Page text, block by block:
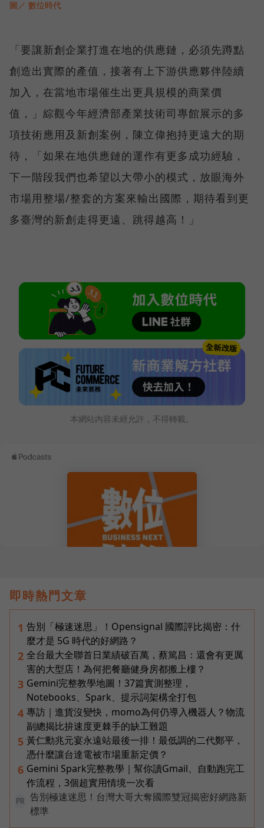
圖／ 數位時代
「要讓新創企業打進在地的供應鏈，必須先蹲點
創造出實際的產值，接著有上下游供應夥伴陸續
加入，在當地市場催生出更具規模的商業價
值，」綜觀今年經濟部產業技術司專館展示的多
項技術應用及新創案例，陳立偉抱持更遠大的期
待，「如果在地供應鏈的運作有更多成功經驗，
下一階段我們也希望以大帶小的模式，放眼海外
市場用整場/整套的方案來輸出國際，期待看到更
多臺灣的新創走得更遠、跳得越高！」
本網站內容未經允許，不得轉載。
即時熱門文章
1 告別「極速迷思」！Opensignal 國際評比揭密：什
麼才是 5G 時代的好網路？
2 全台最大全聯首日業績破百萬，蔡篤昌：還會有更厲
害的大型店！為何把餐廳健身房都搬上樓？
3 Gemini完整教學地圖！37篇實測整理，
Notebooks、Spark、提示詞架構全打包
4 專訪｜進貨沒變快，momo為何仍導入機器人？物流
副總揭比拚速度更棘手的缺工難題
5 黃仁勳兆元宴永遠站最後一排！最低調的二代鄭平，
憑什麼讓台達電被市場重新定價？
6 Gemini Spark完整教學｜幫你讀Gmail、自動跑完工
作流程，3個超實用情境一次看
PR
告別極速迷思！台灣大哥大奪國際雙冠揭密好網路新
標準